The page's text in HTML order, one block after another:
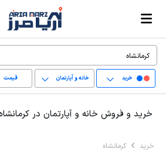
خرید خانه و آپارتمان قیمت
خرید و فروش خانه و آپارتمان در
خرید کرمانشاه